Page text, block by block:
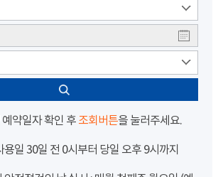
약일자 확인 후 조회버튼을 눌러주세요.
용일 30일 전 0시부터 당일 오후 9시까지